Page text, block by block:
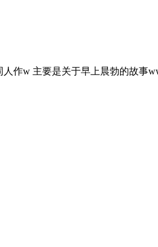
人作w 主要是关于早上晨勃的故事